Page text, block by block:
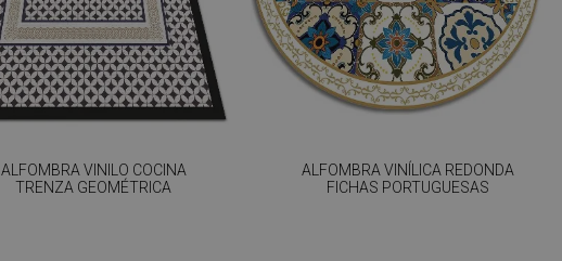
ALFOMBRA VINILO COCINA
TRENZA GEOMÉTRICA
ALFOMBRA VINÍLICA REDONDA
FICHAS PORTUGUESAS